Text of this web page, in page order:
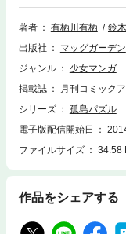
が．．．。３人がたど
著者
有栖川有栖
鈴
出版社
マッグガーデン
ジャンル
少女マンガ
掲載誌
月刊コミック
シリーズ
孤島パズル
電子版配信開始日
ファイルサイズ
34.58
作品をシェアする